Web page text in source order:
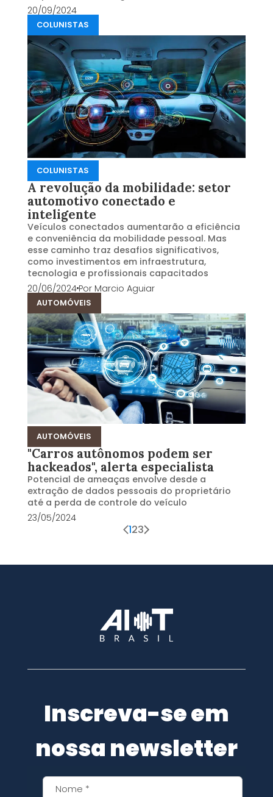
20/09/2024
COLUNISTAS
COLUNISTAS
A revolução da mobilidade: setor
automotivo conectado e
inteligente
Veículos conectados aumentarão a eficiência
e conveniência da mobilidade pessoal. Mas
esse caminho traz desafios significativos,
como investimentos em infraestrutura,
tecnologia e profissionais capacitados
20/06/2024Por Marcio Aguiar
AUTOMÓVEIS
AUTOMÓVEIS
"Carros autônomos podem ser
hackeados", alerta especialista
Potencial de ameaças envolve desde a
extração de dados pessoais do proprietário
até a perda de controle do veículo
23/05/2024
123
Inscreva-se em
nossa newsletter